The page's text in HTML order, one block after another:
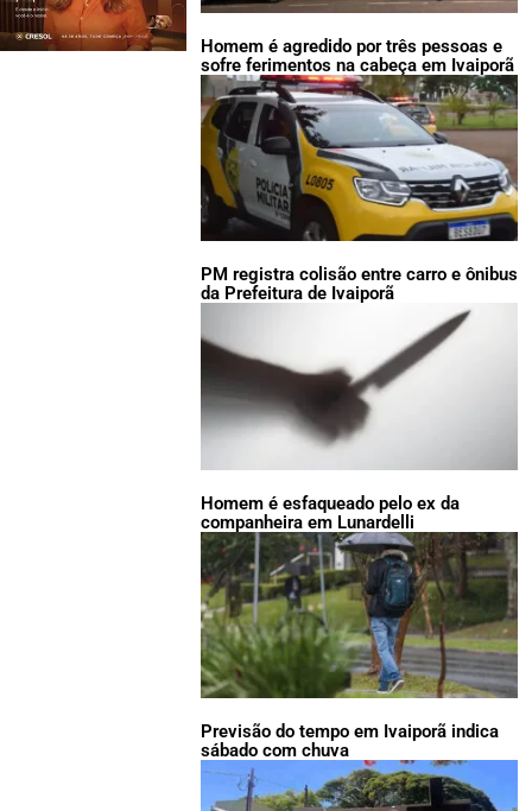
Homem é agredido por três pessoas e
sofre ferimentos na cabeça em Ivaiporã
PM registra colisão entre carro e ônibus
da Prefeitura de Ivaiporã
Homem é esfaqueado pelo ex da
companheira em Lunardelli
Previsão do tempo em Ivaiporã indica
sábado com chuva